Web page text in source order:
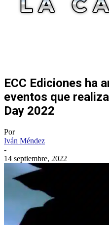
ECC Ediciones ha
eventos que
Day 2022
Por
Iván Méndez
-
14 septiembre, 2022